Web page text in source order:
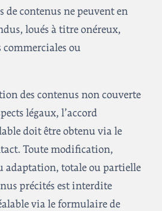
de contenus ne peuvent en
loués à titre onéreux,
commerciales ou
des contenus non couverte
légaux, l’accord
doit être obtenu via le
Toute modification,
adaptation, totale ou partielle
précités est interdite
via le formulaire de